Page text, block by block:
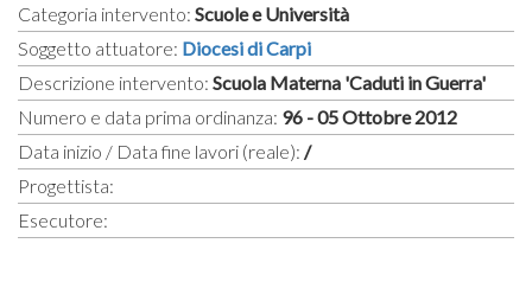
Categoria intervento: Scuole e Università
Soggetto attuatore: Diocesi di Carpi
Descrizione intervento: Scuola Materna 'Caduti in Guerra'
Numero e data prima ordinanza: 96 - 05 Ottobre 2012
Data inizio / Data fine lavori (reale): /
Progettista:
Esecutore: